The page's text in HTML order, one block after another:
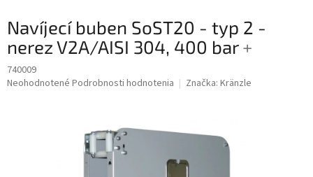
Navíjecí buben SoST20 - typ 2 -
nerez V2A/AISI 304, 400 bar+
740009
Priemerné
Neohodnotené Podrobnosti hodnotenia Značka: Kränzle